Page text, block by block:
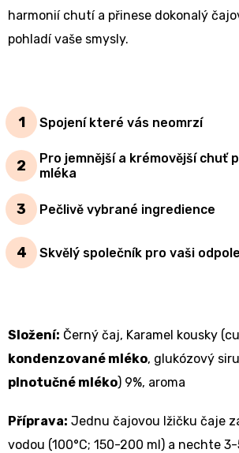
harmonií chutí a přinese dokonalý
pohladí vaše smysly.
Spojení které vás neomrzí
Pro jemnější a krémovější chuť
mléka
Pečlivě vybrané ingredience
Skvělý společník pro vaši
Složení: Černý čaj, Karamel kousky
kondenzované mléko, glukózový
plnotučné mléko) 9%, aroma
Příprava: Jednu čajovou lžičku čaje
vodou (100°C; 150-200 ml) a nechte